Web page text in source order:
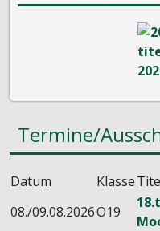
Termine/
Datum Klasse
08./09.08.2026O19